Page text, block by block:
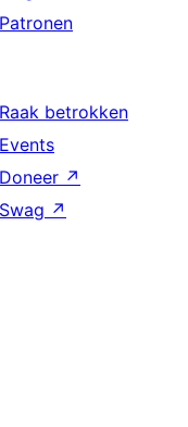
Patronen
Raak betrokken
Events
Doneer ↗
Swag ↗